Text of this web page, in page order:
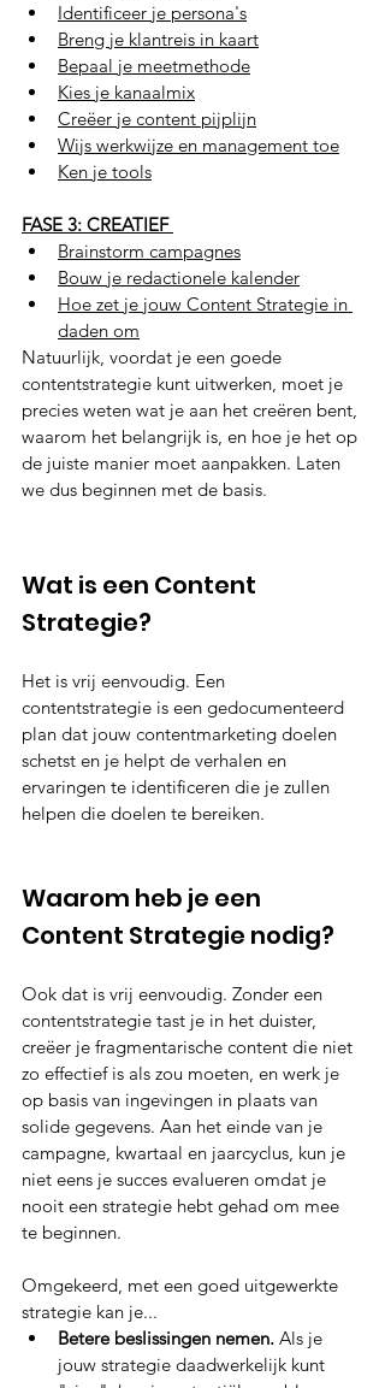
Identificeer je persona's
Breng je klantreis in kaart
Bepaal je meetmethode
Kies je kanaalmix
Creëer je content pijplijn
Wijs werkwijze en management toe
Ken je tools
FASE 3: CREATIEF
Brainstorm campagnes
Bouw je redactionele kalender
Hoe zet je jouw Content Strategie in
daden om
Natuurlijk, voordat je een goede
contentstrategie kunt uitwerken, moet je
precies weten wat je aan het creëren bent,
waarom het belangrijk is, en hoe je het op
de juiste manier moet aanpakken. Laten
we dus beginnen met de basis.
Wat is een Content
Strategie?
Het is vrij eenvoudig. Een
contentstrategie is een gedocumenteerd
plan dat jouw contentmarketing doelen
schetst en je helpt de verhalen en
ervaringen te identificeren die je zullen
helpen die doelen te bereiken.
Waarom heb je een
Content Strategie nodig?
Ook dat is vrij eenvoudig. Zonder een
contentstrategie tast je in het duister,
creëer je fragmentarische content die niet
zo effectief is als zou moeten, en werk je
op basis van ingevingen in plaats van
solide gegevens. Aan het einde van je
campagne, kwartaal en jaarcyclus, kun je
niet eens je succes evalueren omdat je
nooit een strategie hebt gehad om mee
te beginnen.
Omgekeerd, met een goed uitgewerkte
strategie kan je...
Betere beslissingen nemen. Als je
jouw strategie daadwerkelijk kunt